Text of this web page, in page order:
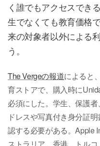
く誰でもアクセスでき
生でなくても教育価格
来の対象者以外による
う。
The Vergeの報道によると
育ストアで、購入時に
必須にした。学生、保護
ドレスや写真付き身分証
認する必要がある。Apple